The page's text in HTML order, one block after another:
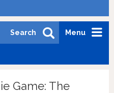
Menu
Search
Game: The